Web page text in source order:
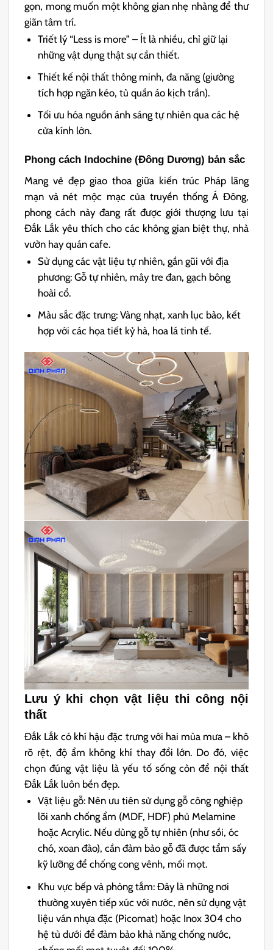
gọn, mong muốn một không gian nhẹ nhàng để thư
giãn tâm trí.
Triết lý “Less is more” – Ít là nhiều, chỉ giữ lại
những vật dụng thật sự cần thiết.
Thiết kế nội thất thông minh, đa năng (giường
tích hợp ngăn kéo, tủ quần áo kịch trần).
Tối ưu hóa nguồn ánh sáng tự nhiên qua các hệ
cửa kính lớn.
Phong cách Indochine (Đông Dương) bản sắc
Mang vẻ đẹp giao thoa giữa kiến trúc Pháp lãng
mạn và nét mộc mạc của truyền thống Á Đông,
phong cách này đang rất được giới thượng lưu tại
Đắk Lắk yêu thích cho các không gian biệt thự, nhà
vườn hay quán cafe.
Sử dụng các vật liệu tự nhiên, gần gũi với địa
phương: Gỗ tự nhiên, mây tre đan, gạch bông
hoài cổ.
Màu sắc đặc trưng: Vàng nhạt, xanh lục bảo, kết
hợp với các họa tiết kỷ hà, hoa lá tinh tế.
Lưu ý khi chọn vật liệu thi công nội
thất
Đắk Lắk có khí hậu đặc trưng với hai mùa mưa – khô
rõ rệt, độ ẩm không khí thay đổi lớn. Do đó, việc
chọn đúng vật liệu là yếu tố sống còn để nội thất
Đắk Lắk luôn bền đẹp.
Vật liệu gỗ: Nên ưu tiên sử dụng gỗ công nghiệp
lõi xanh chống ẩm (MDF, HDF) phủ Melamine
hoặc Acrylic. Nếu dùng gỗ tự nhiên (như sồi, óc
chó, xoan đào), cần đảm bảo gỗ đã được tẩm sấy
kỹ lưỡng để chống cong vênh, mối mọt.
Khu vực bếp và phòng tắm: Đây là những nơi
thường xuyên tiếp xúc với nước, nên sử dụng vật
liệu ván nhựa đặc (Picomat) hoặc Inox 304 cho
hệ tủ dưới để đảm bảo khả năng chống nước,